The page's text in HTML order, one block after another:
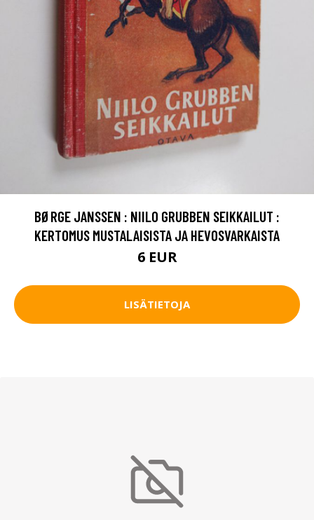
BØRGE JANSSEN : NIILO GRUBBEN SEIKKAILUT :
KERTOMUS MUSTALAISISTA JA HEVOSVARKAISTA
6 EUR
LISÄTIETOJA